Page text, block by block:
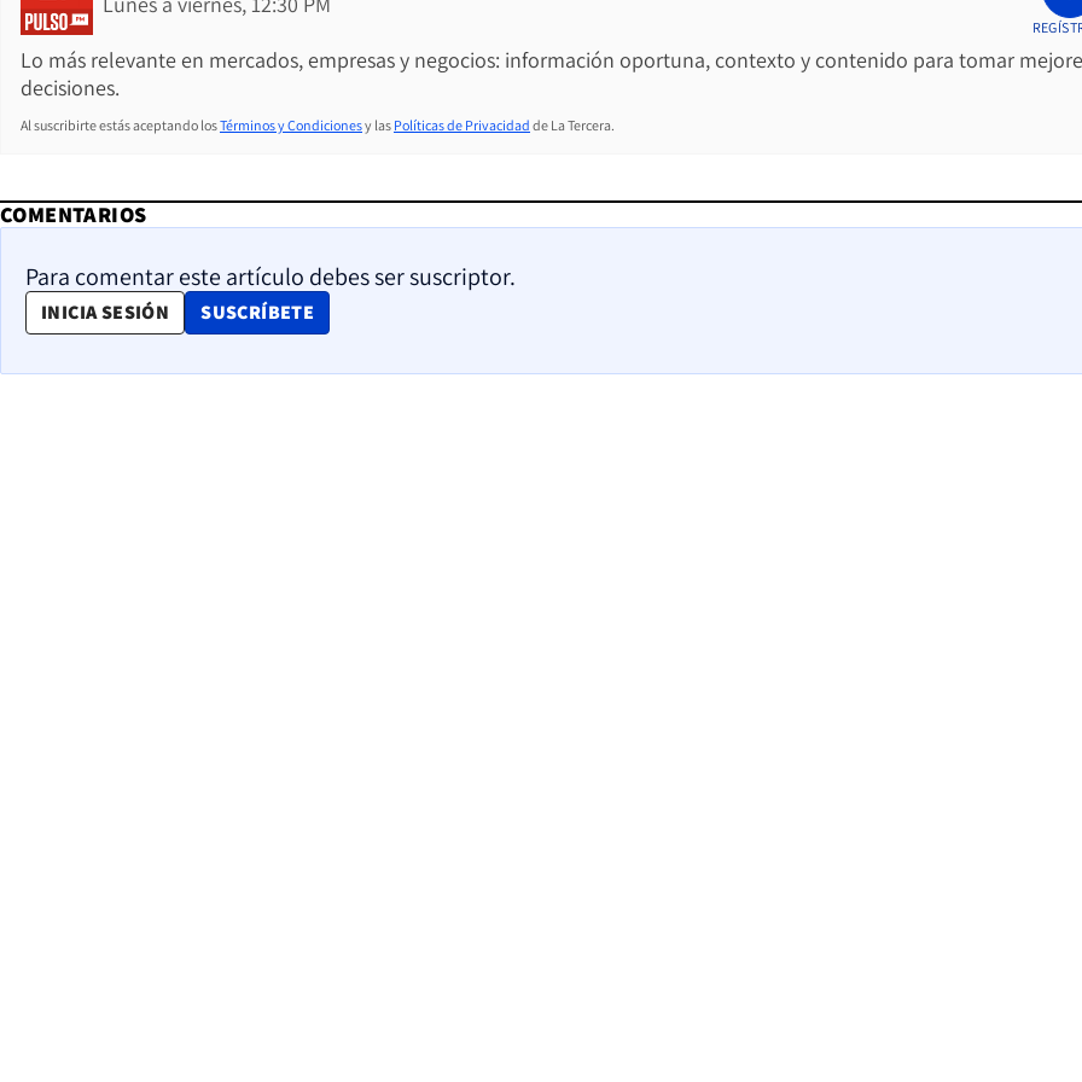
Lo más relevante en mercados, empresas y negocios: información oportuna, contexto y contenido para tomar
decisiones.
Al suscribirte estás aceptando losTérminos y Condicionesy las Políticas de Privacidad de La Tercera.
COMENTARIOS
Para comentar este artículo debes ser suscriptor.
INICIA SESIÓN SUSCRÍBETE
OPENS IN NEW WINDOW